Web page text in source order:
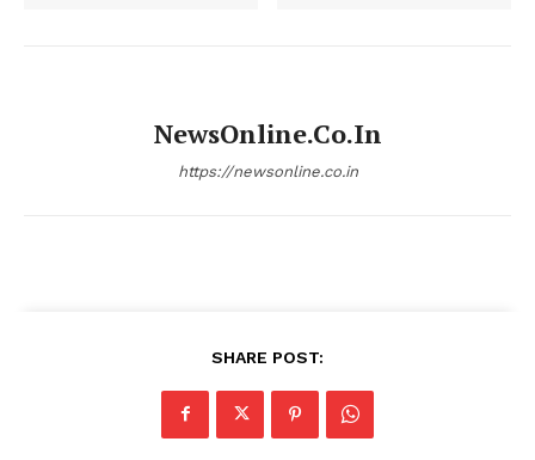
NewsOnline.co.in
https://newsonline.co.in
SHARE POST: